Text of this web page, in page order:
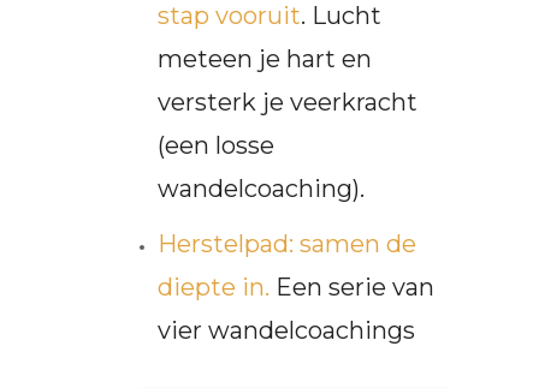
stap vooruit. Lucht
meteen je hart en
versterk je veerkracht
(een losse
wandelcoaching).
Herstelpad: samen de
diepte in. Een serie van
vier wandelcoachings